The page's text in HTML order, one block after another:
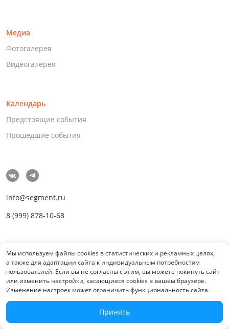
Медиа
Фотогалерея
Видеогалерея
Календарь
Предстоящие события
Прошедшие события
info@segment.ru
8 (999) 878-10-68
Наши проекты
Мы используем файлы cookies в статистических и рекламных целях,
а также для адаптации сайта к индивидуальным потребностям
пользователей. Если вы не согласны с этим, вы можете покинуть сайт
или изменить настройки, касающиеся cookies в вашем браузере.
Изменение настроек может ограничить функциональность сайта.
Принять